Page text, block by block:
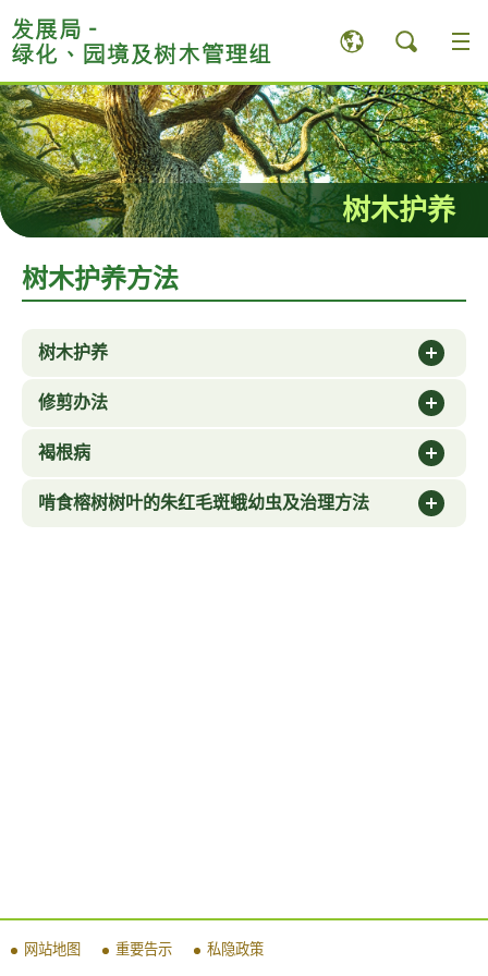
至
内
容
内
的
开
始
树木护养
树木护养方法
树木护养
修剪办法
褐根病
啃食榕树树叶的朱红毛斑蛾幼虫及治理方法
网站地图 重要告示 私隐政策